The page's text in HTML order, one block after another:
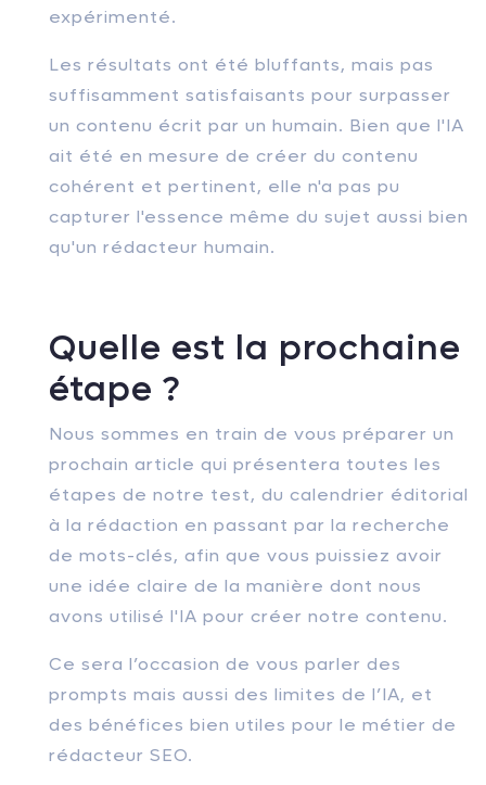
expérimenté.
Les résultats ont été bluffants, mais pas
suffisamment satisfaisants pour surpasser
un contenu écrit par un humain. Bien que l'IA
ait été en mesure de créer du contenu
cohérent et pertinent, elle n'a pas pu
capturer l'essence même du sujet aussi bien
qu'un rédacteur humain.
Quelle est la prochaine
étape ?
Nous sommes en train de vous préparer un
prochain article qui présentera toutes les
étapes de notre test, du calendrier éditorial
à la rédaction en passant par la recherche
de mots-clés, afin que vous puissiez avoir
une idée claire de la manière dont nous
avons utilisé l'IA pour créer notre contenu.
Ce sera l’occasion de vous parler des
prompts mais aussi des limites de l’IA, et
des bénéfices bien utiles pour le métier de
rédacteur SEO.